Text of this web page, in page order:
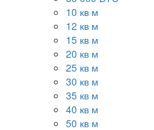
10 кв м
12 кв м
15 кв м
20 кв м
25 кв м
30 кв м
35 кв м
40 кв м
50 кв м